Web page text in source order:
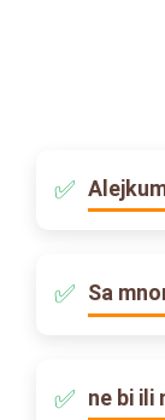
Sa
ne bi ili